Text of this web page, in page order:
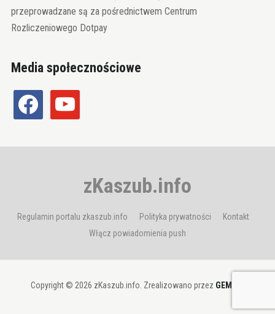
przeprowadzane są za pośrednictwem Centrum
Rozliczeniowego Dotpay
Media społecznościowe
facebook youtube
zKaszub.info
Regulamin portalu zkaszub.info Polityka prywatności
Kontakt
Włącz powiadomienia push
Copyright © 2026 zKaszub.info. Zrealizowano przez GEMBIT